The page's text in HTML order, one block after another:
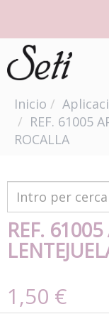
Inicio
REF. 61005
ROCALLA
REF.
1,50 €